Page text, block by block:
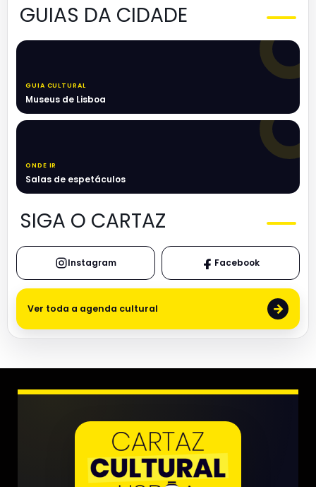
GUIAS DA CIDADE
GUIA CULTURAL
Museus de Lisboa
ONDE IR
Salas de espetáculos
SIGA O CARTAZ
Instagram Facebook
Ver toda a agenda cultural →